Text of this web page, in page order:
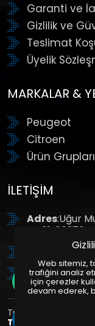
Garanti ve
Gizlilik ve
Teslimat
Üyelik
MARKALAR &
Peugeot
Citroen
Ürün Grupları
İLETIŞIM
Adres:Uğur
No:61, 06370
: +90
GSM: +90
Tüm Hakları Saklıdır.
Tasarım
Web sitemiz,
trafiğini analiz
için çerezler
devam ederek,